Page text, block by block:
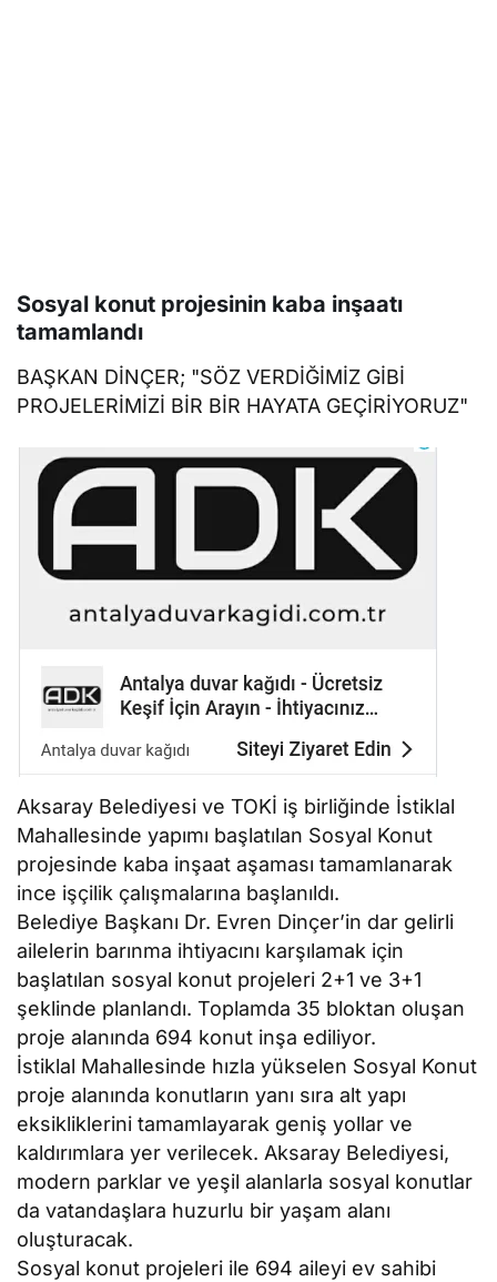
Sosyal konut projesinin kaba inşaatı
tamamlandı
BAŞKAN DİNÇER; "SÖZ VERDİĞİMİZ GİBİ
PROJELERİMİZİ BİR BİR HAYATA GEÇİRİYORUZ"
Aksaray Belediyesi ve TOKİ iş birliğinde İstiklal
Mahallesinde yapımı başlatılan Sosyal Konut
projesinde kaba inşaat aşaması tamamlanarak
ince işçilik çalışmalarına başlanıldı.
Belediye Başkanı Dr. Evren Dinçer’in dar gelirli
ailelerin barınma ihtiyacını karşılamak için
başlatılan sosyal konut projeleri 2+1 ve 3+1
şeklinde planlandı. Toplamda 35 bloktan oluşan
proje alanında 694 konut inşa ediliyor.
İstiklal Mahallesinde hızla yükselen Sosyal Konut
proje alanında konutların yanı sıra alt yapı
eksikliklerini tamamlayarak geniş yollar ve
kaldırımlara yer verilecek. Aksaray Belediyesi,
modern parklar ve yeşil alanlarla sosyal konutlar
da vatandaşlara huzurlu bir yaşam alanı
oluşturacak.
Sosyal konut projeleri ile 694 aileyi ev sahibi